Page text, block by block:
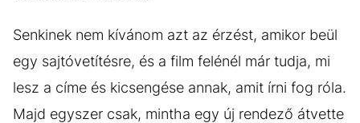
Senkinek nem kívánom azt az érzést, amikor beül
egy sajtóvetítésre, és a film felénél már tudja, mi
lesz a címe és kicsengése annak, amit írni fog róla.
Majd egyszer csak, mintha egy új rendező átvette